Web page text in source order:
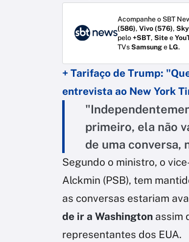
Acompanhe o SBT
(586), Vivo (576),
pelo+SBT, Sitee
TVsSamsunge LG.
+ Tarifaço de Trump:
entrevista ao New York
primeiro, ela não
de uma conversa,
Segundo o ministro, o
Alckmin (PSB), tem
as conversas estariam
de ir a Washington assim
representantes dos EUA.